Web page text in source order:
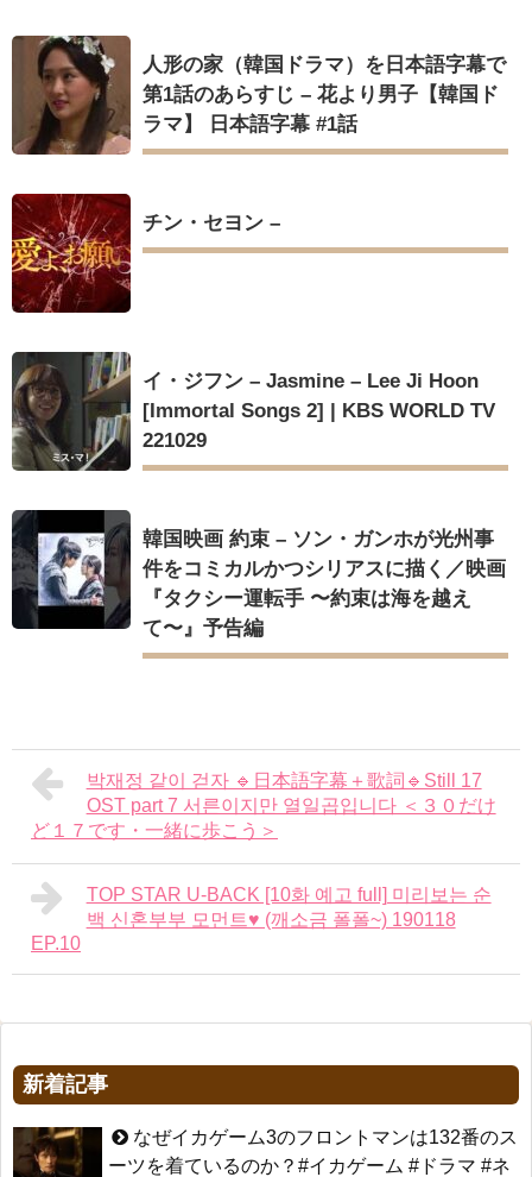
人形の家（韓国ドラマ）を日本語字幕で
第1話のあらすじ – 花より男子【韓国ド
ラマ】 日本語字幕 #1話
チン・セヨン –
イ・ジフン – Jasmine – Lee Ji Hoon
[Immortal Songs 2] | KBS WORLD TV
221029
韓国映画 約束 – ソン・ガンホが光州事
件をコミカルかつシリアスに描く／映画
『タクシー運転手 〜約束は海を越え
て〜』予告編
박재정 같이 걷자 🔹日本語字幕＋歌詞🔹Still 17
OST part 7 서른이지만 열일곱입니다 ＜３０だけ
ど１７です・一緒に歩こう＞
TOP STAR U-BACK [10화 예고 full] 미리보는 순
백 신혼부부 모먼트♥ (깨소금 폴폴~) 190118
EP.10
新着記事
なぜイカゲーム3のフロントマンは132番のス
ーツを着ているのか？#イカゲーム #ドラマ #ネ